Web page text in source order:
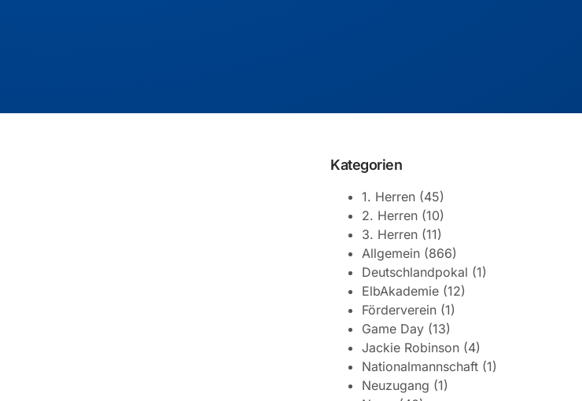
Kategorien
1. Herren (45)
2. Herren (10)
3. Herren (11)
Allgemein (866)
Deutschlandpokal (1)
ElbAkademie (12)
Förderverein (1)
Game Day (13)
Jackie Robinson (4)
Nationalmannschaft (1)
Neuzugang (1)